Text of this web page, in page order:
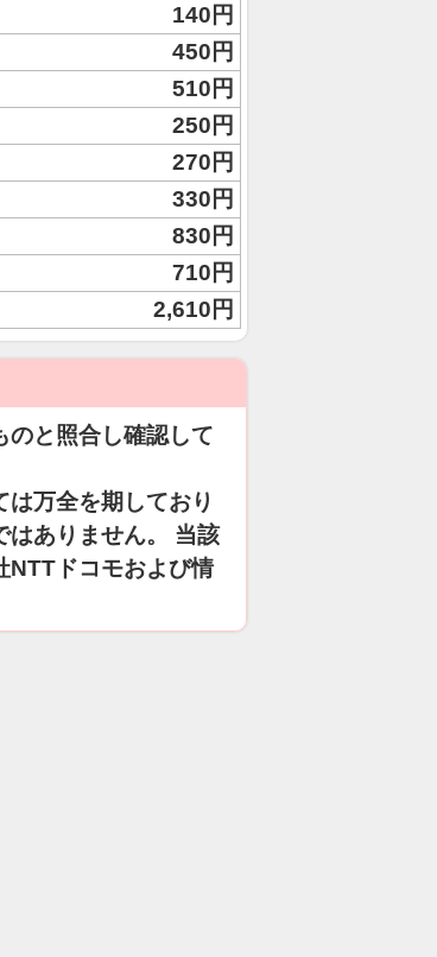
140円
450円
510円
250円
270円
330円
830円
710円
2,610円
のと照合し確認して
万全を期しており
はありません。 当該
NTTドコモおよび情